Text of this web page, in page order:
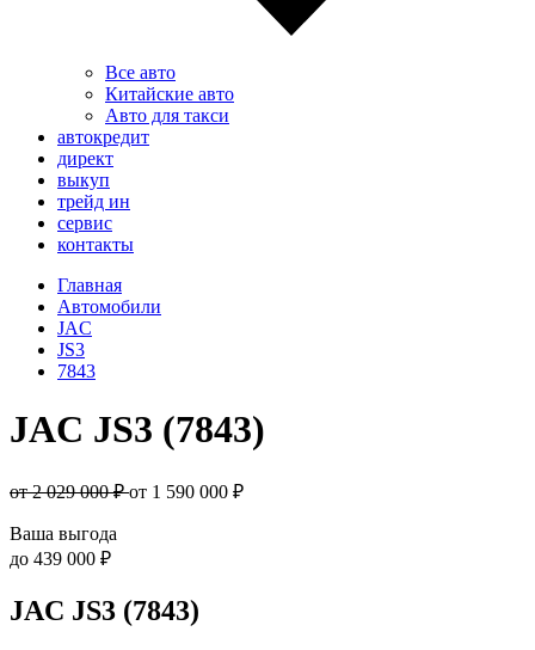
Все авто
Китайские авто
Авто для такси
автокредит
директ
выкуп
трейд ин
сервис
контакты
Главная
Автомобили
JAC
JS3
7843
JAC JS3 (7843)
от 2 029 000 ₽от 1 590 000 ₽
Ваша выгода
до 439 000 ₽
JAC JS3 (7843)